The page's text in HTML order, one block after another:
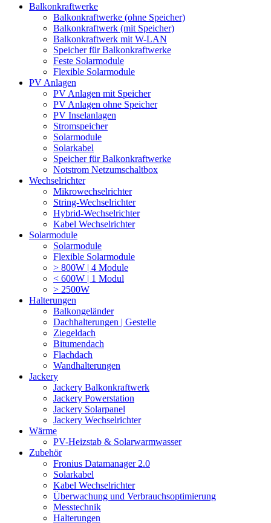
Balkonkraftwerke
Balkonkraftwerke (ohne Speicher)
Balkonkraftwerk (mit Speicher)
Balkonkraftwerk mit W-LAN
Speicher für Balkonkraftwerke
Feste Solarmodule
Flexible Solarmodule
PV Anlagen
PV Anlagen mit Speicher
PV Anlagen ohne Speicher
PV Inselanlagen
Stromspeicher
Solarmodule
Solarkabel
Speicher für Balkonkraftwerke
Notstrom Netzumschaltbox
Wechselrichter
Mikrowechselrichter
String-Wechselrichter
Hybrid-Wechselrichter
Kabel Wechselrichter
Solarmodule
Solarmodule
Flexible Solarmodule
> 800W | 4 Module
< 600W | 1 Modul
> 2500W
Halterungen
Balkongeländer
Dachhalterungen | Gestelle
Ziegeldach
Bitumendach
Flachdach
Wandhalterungen
Jackery
Jackery Balkonkraftwerk
Jackery Powerstation
Jackery Solarpanel
Jackery Wechselrichter
Wärme
PV-Heizstab & Solarwarmwasser
Zubehör
Fronius Datamanager 2.0
Solarkabel
Kabel Wechselrichter
Überwachung und Verbrauchsoptimierung
Messtechnik
Halterungen